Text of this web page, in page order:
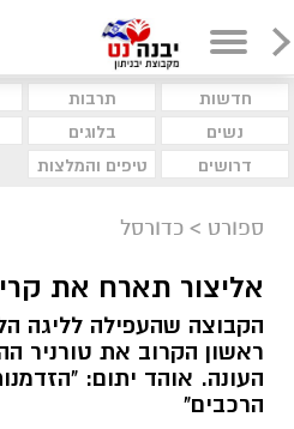
חדשות תרבות
נשים
בלוגים
דרושים
טיפים והמלצות
ספורט > כדורסל
אליצור תארח את
הקבוצה שהעפילה לליגה
ראשון הקרוב את טורניר
העונה. אוהד יתום:
הרכבים"